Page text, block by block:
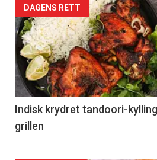
DAGENS RETT
Indisk krydret tandoori-
grillen